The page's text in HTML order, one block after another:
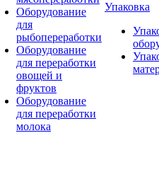
Оборудование
для
рыбопереработки
Оборудование
для переработки
овощей и
фруктов
Оборудование
для переработки
молока
Упаковка